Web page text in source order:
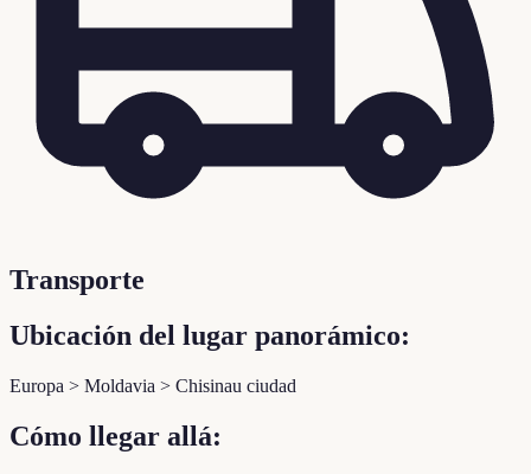
Transporte
Ubicación del lugar panorámico:
Europa > Moldavia > Chisinau ciudad
Cómo llegar allá: